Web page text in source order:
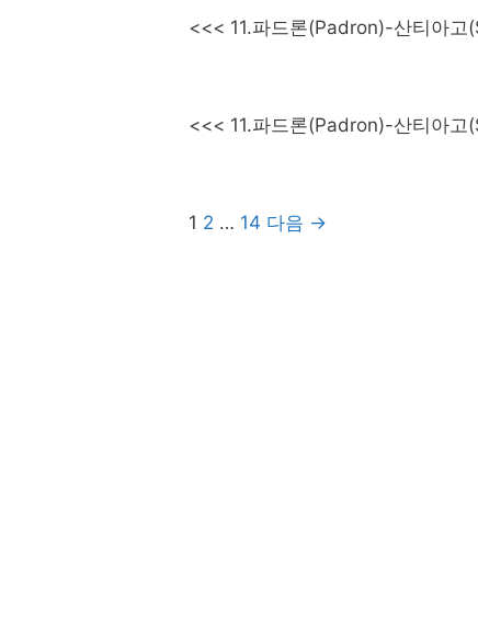
<<< 11.파드론(Padron)-산티아
<<< 11.파드론(Padron)-산티아
Post
1 2 … 14 다음 →